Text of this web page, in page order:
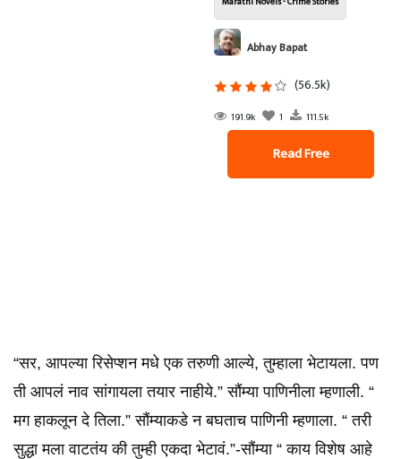
Abhay Bapat
(56.5k)
191.9k 1 111.5k
Read Free
“सर, आपल्या रिसेप्शन मधे एक तरुणी आल्ये, तुम्हाला भेटायला. पण
ती आपलं नाव सांगायला तयार नाहीये.” सौंम्या पाणिनीला म्हणाली. “
मग हाकलून दे तिला.” सौंम्याकडे न बघताच पाणिनी म्हणाला. “ तरी
सुद्धा मला वाटतंय की तुम्ही एकदा भेटावं.”-सौंम्या “ काय विशेष आहे